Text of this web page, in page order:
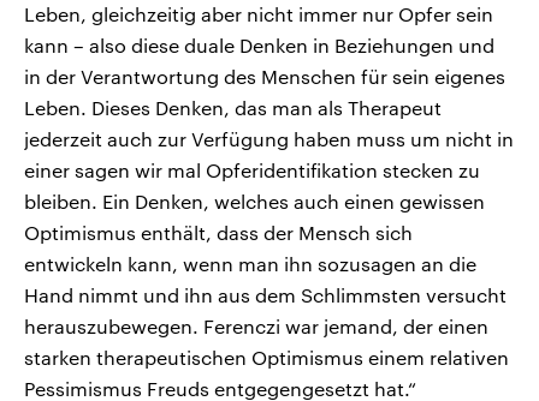
Leben, gleichzeitig aber nicht immer nur Opfer sein
kann – also diese duale Denken in Beziehungen und
in der Verantwortung des Menschen für sein eigenes
Leben. Dieses Denken, das man als Therapeut
jederzeit auch zur Verfügung haben muss um nicht in
einer sagen wir mal Opferidentifikation stecken zu
bleiben. Ein Denken, welches auch einen gewissen
Optimismus enthält, dass der Mensch sich
entwickeln kann, wenn man ihn sozusagen an die
Hand nimmt und ihn aus dem Schlimmsten versucht
herauszubewegen. Ferenczi war jemand, der einen
starken therapeutischen Optimismus einem relativen
Pessimismus Freuds entgegengesetzt hat.“